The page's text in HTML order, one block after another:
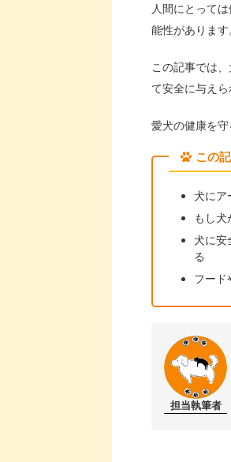
人間にとって
能性があります
この記事では
て安全に与え
愛犬の健康を守
この
犬にア
もし
犬に安
る
フード
担当執筆者